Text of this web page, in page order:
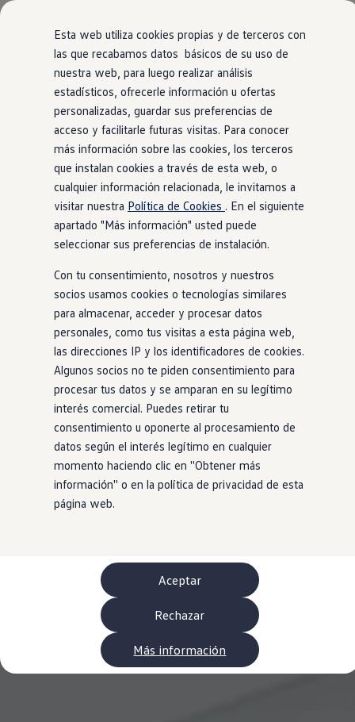
Esta web utiliza cookies propias y de terceros con
las que recabamos datos básicos de su uso de
nuestra web, para luego realizar análisis
estadísticos, ofrecerle información u ofertas
personalizadas, guardar sus preferencias de
acceso y facilitarle futuras visitas. Para conocer
más información sobre las cookies, los terceros
que instalan cookies a través de esta web, o
cualquier información relacionada, le invitamos a
visitar nuestra Política de Cookies . En el siguiente
apartado "Más información" usted puede
seleccionar sus preferencias de instalación.
Con tu consentimiento, nosotros y nuestros
socios usamos cookies o tecnologías similares
para almacenar, acceder y procesar datos
personales, como tus visitas a esta página web,
las direcciones IP y los identificadores de cookies.
Algunos socios no te piden consentimiento para
procesar tus datos y se amparan en su legítimo
interés comercial. Puedes retirar tu
consentimiento u oponerte al procesamiento de
datos según el interés legítimo en cualquier
momento haciendo clic en ''Obtener más
información'' o en la política de privacidad de esta
página web.
Aceptar
Rechazar
Más información
Ir
directamente
al contenido
Ir
directamente
al pie de
página
Nuevo ID. Polo: El eléctrico para todos
Nuevo ID. Cross 100% eléctrico
Modelos 7 plazas
Descubre el nuevo Golf GTI 50 Aniversario
Gama Deportiva
Gama SUV de Volkswagen
Ofertas y promociones
Precios Especiales
Renueva tu Volkswagen
Trae un amigo a Volkswagen Canarias
Financiación Volkswagen
Volkswagen Flex & Serenity
Renting
Vehículos de ocasión
Concursos Volkswagen
Clientes
Buscador de Concesionarios
Atención al cliente
Accesorios
Guía de mantenimiento
Información Útil
Viajar en coche
WLTP
Aceite y líquidos
EA189
Etiquetado de neumáticos UE - Volkswagen
Reciclaje Volkswagen Canarias
Servicios de mantenimiento
Garantía Volkswagen
Homologaciones y certificados de conformidad
Información sobre el apagón de redes 2G-3G
Recambios
Recambios reconstruidos
Neumáticos
Modelos antiguos
Servicio para vehículos eléctricos
myVolkswagen
Ayuda con aplicaciones y servicios digitales
Navigation Map Update
Extras digitales
Actualizaciones del software, los mapas y las
Buscar servicios para tu modelo